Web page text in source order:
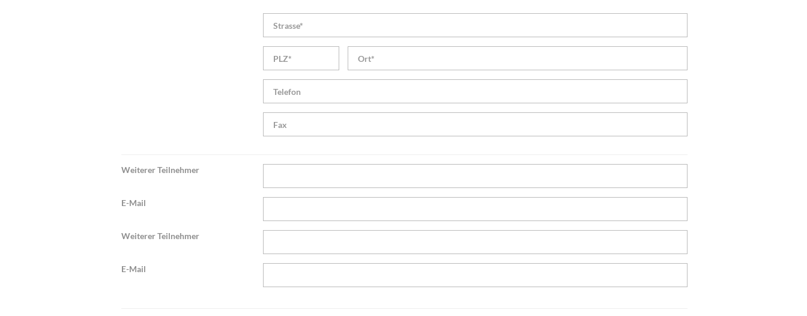
Weiterer Teilnehmer
E-Mail
Weiterer Teilnehmer
E-Mail